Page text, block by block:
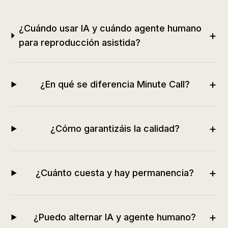
¿Cuándo usar IA y cuándo agente humano
para reproducción asistida?
+
¿En qué se diferencia Minute Call? +
¿Cómo garantizáis la calidad? +
¿Cuánto cuesta y hay permanencia? +
¿Puedo alternar IA y agente humano? +